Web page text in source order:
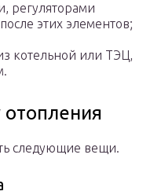
регуляторами
этих элементов;
котельной или ТЭЦ,
отопления
следующие вещи.